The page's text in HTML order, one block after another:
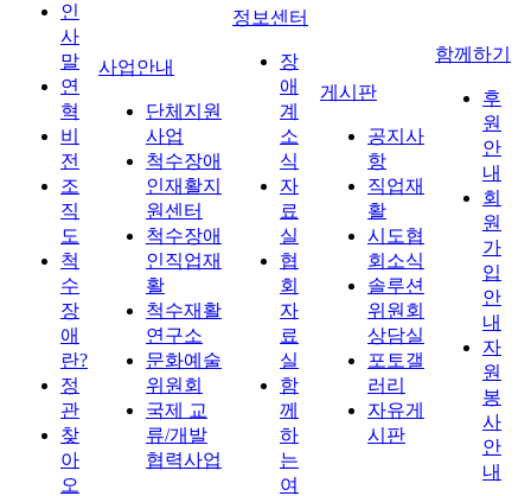
인
사
말
연
혁
비
전
조
직
도
척
수
장
애
란?
정
관
찾
아
오
사업안내
단체지원
사업
척수장애
인재활지
원센터
척수장애
인직업재
활
척수재활
연구소
문화예술
위원회
국제 교
류/개발
협력사업
정보센터
장
애
계
소
식
자
료
실
협
회
자
료
실
함
께
하
는
여
게시판
공지사
항
직업재
활
시도협
회소식
솔루션
위원회
상담실
포토갤
러리
자유게
시판
함께하기
후
원
안
내
회
원
가
입
안
내
자
원
봉
사
안
내